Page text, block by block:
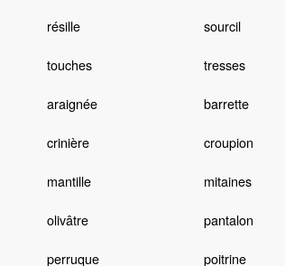
résille sourcil
touches tresses
araignée barrette
crinière croupion
mantille mitaines
olivâtre pantalon
perruque poitrine